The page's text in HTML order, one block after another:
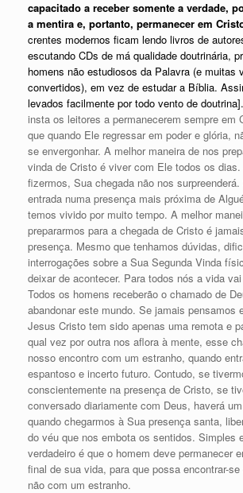
capacitado a receber somente a verdade,
a mentira e, portanto, permanecer em
crentes modernos ficam lendo livros de
escutando CDs de má qualidade doutrinária,
homens não estudiosos da Palavra (e muitas
convertidos), em vez de estudar a Bíblia.
levados facilmente por todo vento de doutrina].
insta os leitores a permanecerem sempre em
que quando Ele regressar em poder e glória,
se envergonhar. A melhor maneira de nos
vinda de Cristo é viver com Ele todos os
fizermos, Sua chegada não nos
entrada numa presença mais próxima de
temos vivido por muito tempo. A melhor
prepararmos para a chegada de Cristo é
presença. Mesmo que tenhamos dúvidas,
interrogações sobre a Sua Segunda Vinda
deixar de acontecer. Para todos nós a vida
Todos os homens receberão o chamado de
abandonar este mundo. Se jamais pensamos
Jesus Cristo tem sido apenas uma remota e
qual vez por outra nos aflora à mente, esse
nosso encontro com um estranho, quando
espantoso e incerto futuro. Contudo, se
conscientemente na presença de Cristo, se
conversado diariamente com Deus, haverá
quando chegarmos à Sua presença santa,
do véu que nos embota os sentidos. Simples
verdadeiro é que o homem deve permanecer
final de sua vida, para que possa encontrar-
não com um estranho.